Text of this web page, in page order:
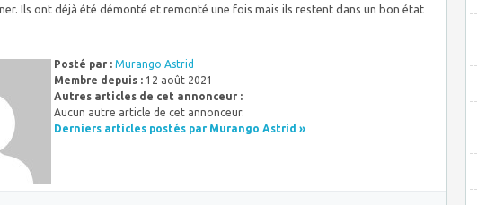
Ils ont déjà été démonté et remonté une fois mais ils restent dans un bon état
Posté par : Murango Astrid
Membre depuis : 12 août 2021
Autres articles de cet annonceur :
Aucun autre article de cet annonceur.
Derniers articles postés par Murango Astrid »